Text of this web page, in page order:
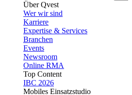
Über Qvest
Wer wir sind
Karriere
Expertise & Services
Branchen
Events
Newsroom
Online RMA
Top Content
IBC 2026
Mobiles Einsatzstudio